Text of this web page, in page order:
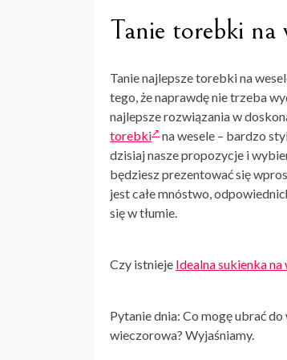
Tanie torebki na
Tanie najlepszetorebki na
tego, że naprawdę nie trzeba
najlepsze rozwiązania w
torebki
na wesele – bardzo
dzisiaj nasze propozycje i
będziesz prezentować się
jest całe mnóstwo,
się w tłumie.
Czy istnieje Idealna sukienka
Pytanie dnia: Co mogę ubrać
wieczorowa? Wyjaśniamy.